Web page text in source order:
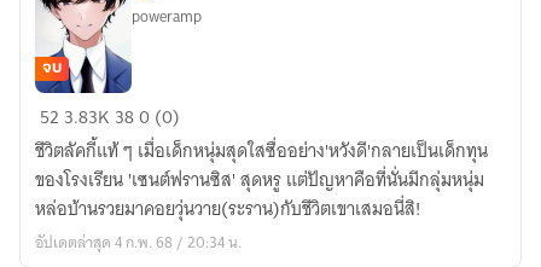
ผม
ก็
แค่
หวัง
ดี
เอง
จบ
poweramp
52 3.83K 380 (0)
ชีวิตลัคกี้แท้ ๆ เมื่อเด็กหนุ่มสุดใสซื่ออย่าง'หวังดี'กลายเป็นเด็กทุน
ของโรงเรียน 'เซนต์ฟรานซิส' สุดหรู แต่ปัญหาคือที่นั่นมีกลุ่มหนุ่ม
หล่อบ้านรวยมาคอยวุ่นวาย(ระราน)กับชีวิตเขาเสมอนี่สิ!
อัปเดตล่าสุด 4 ก.พ. 68 / 20:34 น.